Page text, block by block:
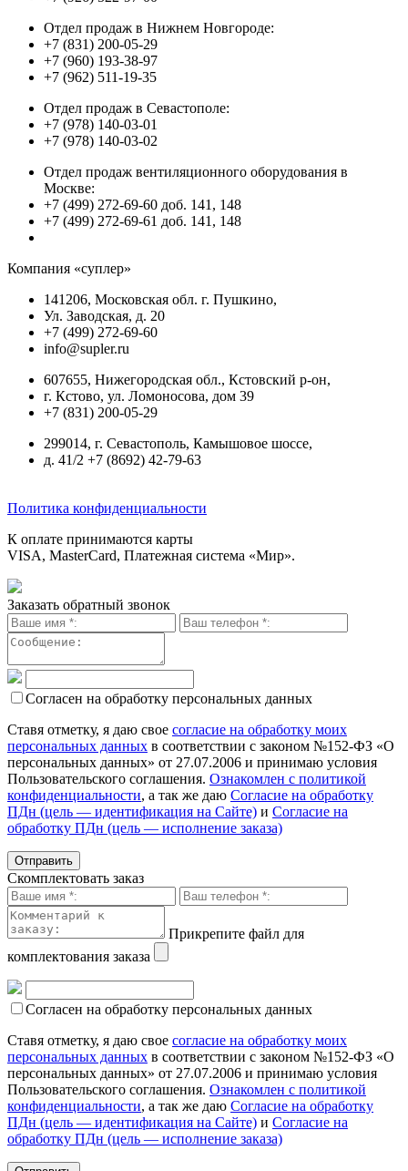
Отдел продаж в Нижнем Новгороде:
+7 (831) 200-05-29
+7 (960) 193-38-97
+7 (962) 511-19-35
Отдел продаж в Севастополе:
+7 (978) 140-03-01
+7 (978) 140-03-02
Отдел продаж вентиляционного оборудования в
Москве:
+7 (499) 272-69-60 доб. 141, 148
+7 (499) 272-69-61 доб. 141, 148
Компания «суплер»
141206, Московская обл. г. Пушкино,
Ул. Заводская, д. 20
+7 (499) 272-69-60
info@supler.ru
607655, Нижегородская обл., Кстовский р-он,
г. Кстово, ул. Ломоносова, дом 39
+7 (831) 200-05-29
299014, г. Севастополь, Камышовое шоссе,
д. 41/2 +7 (8692) 42-79-63
Политика конфиденциальности
К оплате принимаются карты
VISA, MasterCard, Платежная система «Мир».
Заказать обратный звонок
Согласен на обработку персональных данных
Ставя отметку, я даю свое согласие на обработку моих
персональных данных в соответствии с законом №152-ФЗ «О
персональных данных» от 27.07.2006 и принимаю условия
Пользовательского соглашения. Ознакомлен с политикой
конфиденциальности, а так же даю Согласие на обработку
ПДн (цель — идентификация на Сайте) и Согласие на
обработку ПДн (цель — исполнение заказа)
Скомплектовать заказ
Прикрепите файл для
комплектования заказа
Согласен на обработку персональных данных
Ставя отметку, я даю свое согласие на обработку моих
персональных данных в соответствии с законом №152-ФЗ «О
персональных данных» от 27.07.2006 и принимаю условия
Пользовательского соглашения. Ознакомлен с политикой
конфиденциальности, а так же даю Согласие на обработку
ПДн (цель — идентификация на Сайте) и Согласие на
обработку ПДн (цель — исполнение заказа)